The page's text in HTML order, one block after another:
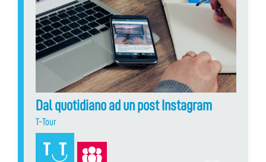
Dal quotidiano ad un post Instagram
T-Tour